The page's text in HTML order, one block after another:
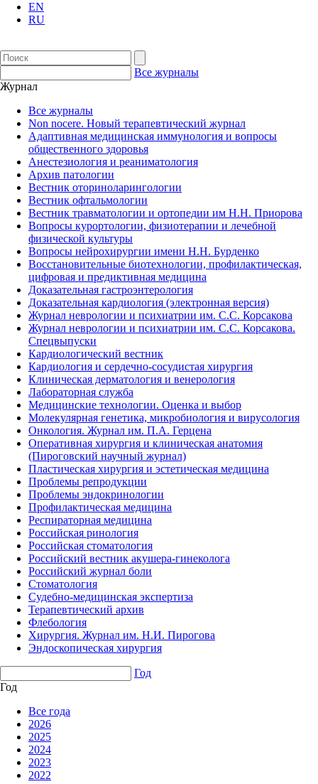
EN
RU
Все журналы
Журнал
Все журналы
Non nocere. Новый терапевтический журнал
Адаптивная медицинская иммунология и вопросы
общественного здоровья
Анестезиология и реаниматология
Архив патологии
Вестник оториноларингологии
Вестник офтальмологии
Вестник травматологии и ортопедии им Н.Н. Приорова
Вопросы курортологии, физиотерапии и лечебной
физической культуры
Вопросы нейрохирургии имени Н.Н. Бурденко
Восстановительные биотехнологии, профилактическая,
цифровая и предиктивная медицина
Доказательная гастроэнтерология
Доказательная кардиология (электронная версия)
Журнал неврологии и психиатрии им. С.С. Корсакова
Журнал неврологии и психиатрии им. С.С. Корсакова.
Спецвыпуски
Кардиологический вестник
Кардиология и сердечно-сосудистая хирургия
Клиническая дерматология и венерология
Лабораторная служба
Медицинские технологии. Оценка и выбор
Молекулярная генетика, микробиология и вирусология
Онкология. Журнал им. П.А. Герцена
Оперативная хирургия и клиническая анатомия
(Пироговский научный журнал)
Пластическая хирургия и эстетическая медицина
Проблемы репродукции
Проблемы эндокринологии
Профилактическая медицина
Респираторная медицина
Российская ринология
Российская стоматология
Российский вестник акушера-гинеколога
Российский журнал боли
Стоматология
Судебно-медицинская экспертиза
Терапевтический архив
Флебология
Хирургия. Журнал им. Н.И. Пирогова
Эндоскопическая хирургия
Год
Год
Все года
2026
2025
2024
2023
2022